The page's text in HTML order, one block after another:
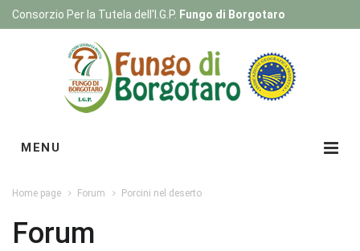
Consorzio Per la Tutela dell'I.G.P. Fungo di Borgotaro
MENU
Home page Forum Porcini nel deserto
Forum